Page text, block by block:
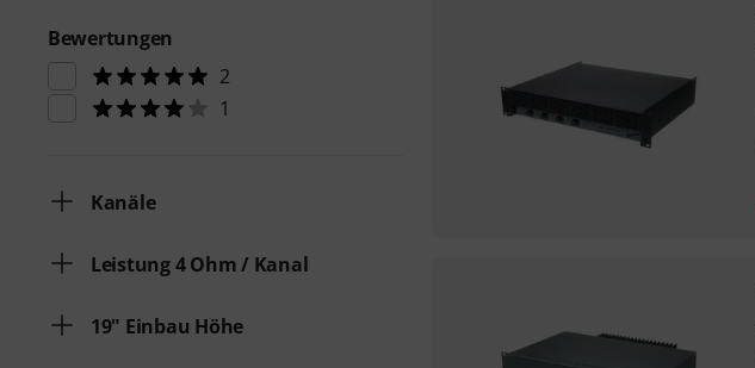
Bewertungen
2
1
Kanäle
Leistung 4 Ohm / Kanal
19" Einbau Höhe